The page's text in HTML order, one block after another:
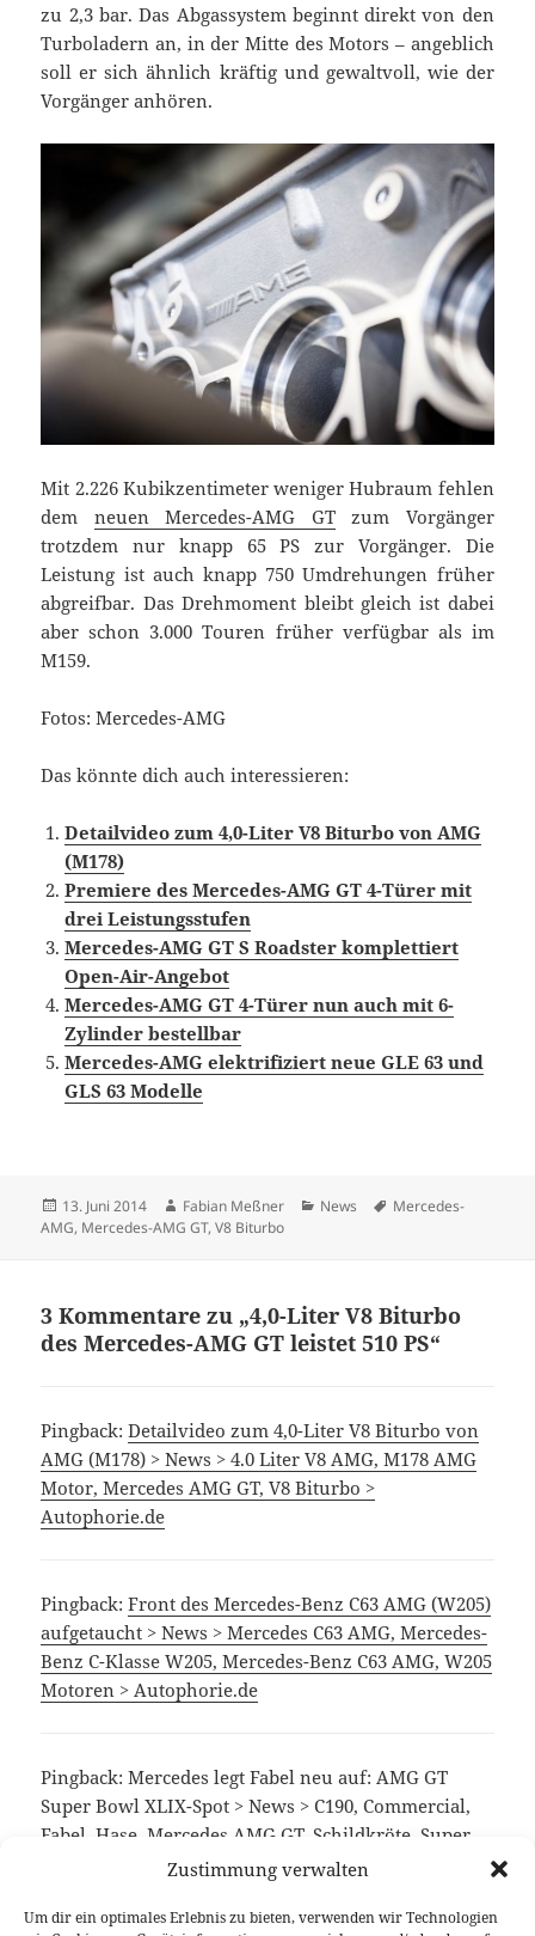
Zustimmung verwalten
Um dir ein optimales Erlebnis zu bieten, verwenden wir Technologien
zu 2,3 bar. Das Abgassystem beginnt direkt von den
Turboladern an, in der Mitte des Motors – angeblich
soll er sich ähnlich kräftig und gewaltvoll, wie der
Vorgänger anhören.
Mit 2.226 Kubikzentimeter weniger Hubraum fehlen
dem neuen Mercedes-AMG GTzum Vorgänger
trotzdem nur knapp 65 PS zur Vorgänger. Die
Leistung ist auch knapp 750 Umdrehungen früher
abgreifbar. Das Drehmoment bleibt gleich ist dabei
aber schon 3.000 Touren früher verfügbar als im
M159.
Fotos: Mercedes-AMG
Das könnte dich auch interessieren:
Detailvideo zum 4,0-Liter V8 Biturbo von AMG
(M178)
Premiere des Mercedes-AMG GT 4-Türer mit
drei Leistungsstufen
Mercedes-AMG GT S Roadster komplettiert
Open-Air-Angebot
Mercedes-AMG GT 4-Türer nun auch mit 6-
Zylinder bestellbar
Mercedes-AMG elektrifiziert neue GLE 63 und
GLS 63 Modelle
Veröffentlicht
am
13. Juni 2014 Autor
Fabian Meßner Kategorien
News Schlagwörter
Mercedes-
AMG, Mercedes-AMG GT,V8 Biturbo
3 Kommentare zu „4,0-Liter V8 Biturbo
des Mercedes-AMG GT leistet 510 PS“
Pingback:Detailvideo zum 4,0-Liter V8 Biturbo von
AMG (M178) > News > 4.0 Liter V8 AMG, M178 AMG
Motor, Mercedes AMG GT, V8 Biturbo >
Autophorie.de
Pingback:Front des Mercedes-Benz C63 AMG (W205)
aufgetaucht > News > Mercedes C63 AMG, Mercedes-
Benz C-Klasse W205, Mercedes-Benz C63 AMG, W205
Motoren > Autophorie.de
Pingback: Mercedes legt Fabel neu auf: AMG GT
Super Bowl XLIX-Spot > News > C190, Commercial,
Fabel, Hase, Mercedes AMG GT, Schildkröte, Super
Bowl XLIX, Werbespot > Autophorie.de